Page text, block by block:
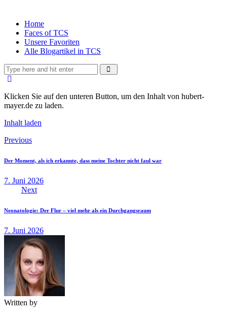
Home
Faces of TCS
Unsere Favoriten
Alle Blogartikel in TCS
Klicken Sie auf den unteren Button, um den Inhalt von hubert-
mayer.de zu laden.
Inhalt laden
Beitragsnavigation
Previous
Der Moment, als ich erkannte, dass meine Tochter nicht faul war
7. Juni 2026
Next
Neonatologie: Der Flur – viel mehr als ein Durchgangsraum
7. Juni 2026
Written by